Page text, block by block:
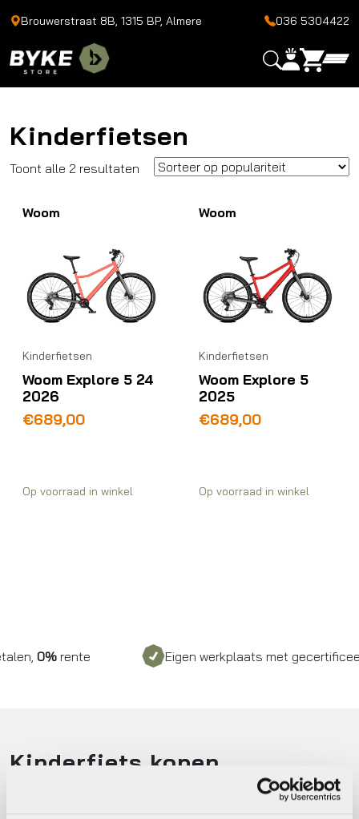
Brouwerstraat 8B, 1315 BP, Almere 036 5304422
Kinderfietsen
Toont alle 2 resultaten Gesorteerd
populariteit
Woom
Kinderfietsen
Woom Explore 5 24
2026
€689,00
Op voorraad in winkel
Woom
Kinderfietsen
Woom Explore 5
2025
€689,00
Op voorraad in winkel
0%rente Eigen werkplaats met gecertificeerd
Kinderfiets kopen
Op zoek naar een kinderfiets? Bekijk ons assortiment